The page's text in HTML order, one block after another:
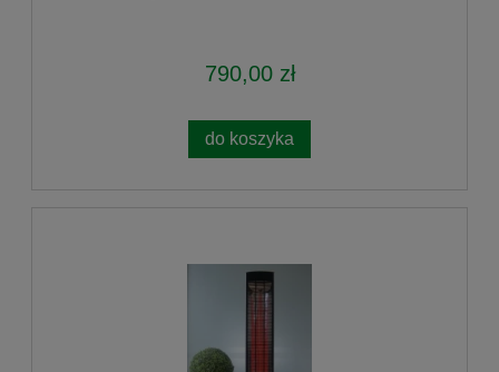
790,00 zł
do koszyka